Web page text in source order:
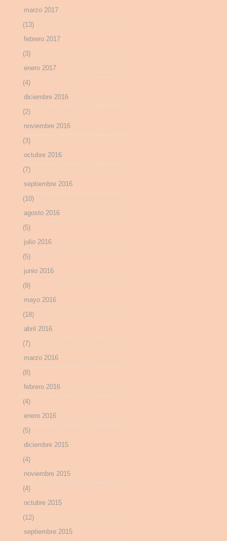
marzo 2017
(13)
febrero 2017
(3)
enero 2017
(4)
diciembre 2016
(2)
noviembre 2016
(3)
octubre 2016
(7)
septiembre 2016
(10)
agosto 2016
(5)
julio 2016
(5)
junio 2016
(9)
mayo 2016
(18)
abril 2016
(7)
marzo 2016
(8)
febrero 2016
(4)
enero 2016
(5)
diciembre 2015
(4)
noviembre 2015
(4)
octubre 2015
(12)
septiembre 2015